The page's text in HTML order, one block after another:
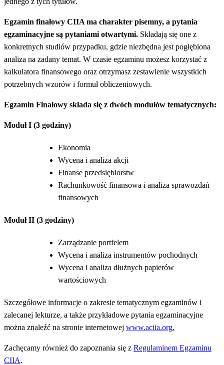
Egzamin finałowy CIIA ma charakter pisemny, a pytania
egzaminacyjne są pytaniami otwartymi. Składają się one z
konkretnych studiów przypadku, gdzie niezbędna jest pogłębiona
analiza na zadany temat. W czasie egzaminu możesz korzystać z
kalkulatora finansowego oraz otrzymasz zestawienie wszystkich
potrzebnych wzorów i formuł obliczeniowych.
Egzamin Finałowy składa się z dwóch modułów tematycznych:
Moduł I (3 godziny)
Ekonomia
Wycena i analiza akcji
Finanse przedsiębiorstw
Rachunkowość finansowa i analiza sprawozdań
finansowych
Moduł II (3 godziny)
Zarządzanie portfelem
Wycena i analiza instrumentów pochodnych
Wycena i analiza dłużnych papierów
wartościowych
Szczegółowe informacje o zakresie tematycznym egzaminów i
zalecanej lekturze, a także przykładowe pytania egzaminacyjne
można znaleźć na stronie internetowej www.aciia.org.
Zachęcamy również do zapoznania się z Regulaminem Egzaminu
CIIA.